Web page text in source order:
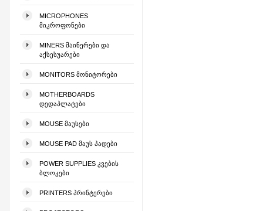
MICROPHONES
ᲛᲘᲙᲠᲝᲤᲝᲜᲔᲑᲘ
MINERS ᲛᲐᲘᲜᲔᲠᲔᲑᲘ ᲓᲐ
ᲐᲥᲡᲔᲡᲣᲐᲠᲔᲑᲘ
MONITORS ᲛᲝᲜᲘᲢᲝᲠᲔᲑᲘ
MOTHERBOARDS
ᲓᲔᲓᲐᲞᲚᲐᲢᲔᲑᲘ
MOUSE ᲛᲐᲣᲡᲔᲑᲘ
MOUSE PAD ᲛᲐᲣᲡ ᲞᲐᲓᲔᲑᲘ
POWER SUPPLIES ᲙᲕᲔᲑᲘᲡ
ᲑᲚᲝᲙᲔᲑᲘ
PRINTERS ᲞᲠᲘᲜᲢᲔᲠᲔᲑᲘ